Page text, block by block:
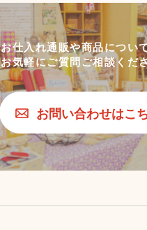
お仕入れ通販や商品につい
お気軽にご質問ご相談くだ
お問い合わせはこ